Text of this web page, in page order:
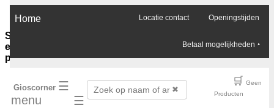
×
Sauzen-
en-
purees
olie-
azijn
Home Openingstijden
Locatie contact
Betaal mogelijkheden ‣
Gioscorner ☰
menu
☰
✖
🛒
Geen
Producten